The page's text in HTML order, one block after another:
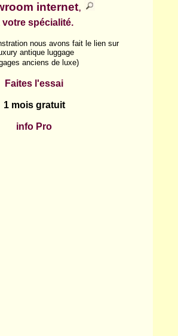
internet,
votre spécialité.
nous avons fait le lien sur
antique luggage
anciens de luxe)
Faites l'essai
1 mois gratuit
info Pro